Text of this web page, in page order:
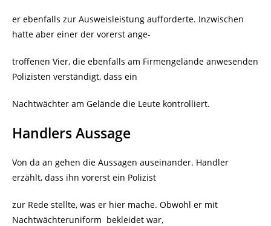
er ebenfalls zur Ausweisleistung aufforderte. Inzwischen
hatte aber einer der vorerst ange-
troffenen Vier, die ebenfalls am Firmengelände anwesenden
Polizisten verständigt, dass ein
Nachtwächter am Gelände die Leute kontrolliert.
Handlers Aussage
Von da an gehen die Aussagen auseinander. Handler
erzählt, dass ihn vorerst ein Polizist
zur Rede stellte, was er hier mache. Obwohl er mit
Nachtwächteruniform bekleidet war,